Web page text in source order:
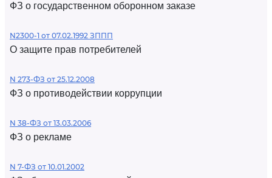
ФЗ о государственном оборонном заказе
N2300-1 от 07.02.1992 ЗППП
О защите прав потребителей
N 273-ФЗ от 25.12.2008
ФЗ о противодействии коррупции
N 38-ФЗ от 13.03.2006
ФЗ о рекламе
N 7-ФЗ от 10.01.2002